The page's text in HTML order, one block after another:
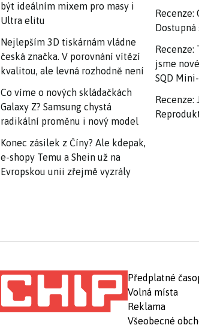
být ideálním mixem pro masy i
Ultra elitu
Nejlepším 3D tiskárnám vládne
česká značka. V porovnání vítězí
kvalitou, ale levná rozhodně není
Co víme o nových skládačkách
Galaxy Z? Samsung chystá
radikální proměnu i nový model
Konec zásilek z Číny? Ale kdepak,
e-shopy Temu a Shein už na
Evropskou unii zřejmě vyzrály
Recenze:
Dostupná
Recenze:
jsme
SQD
Recenze:
Předplatné
Volná místa
Reklama
Všeobecné